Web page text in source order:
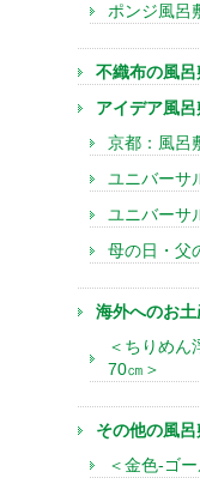
ポンジ風呂
不織布の風呂
アイデア風呂
京都：風呂
ユニバーサ
ユニバーサ
母の日・父
海外へのお土
＜ちりめん
70㎝＞
その他の風呂
＜金色-ゴ